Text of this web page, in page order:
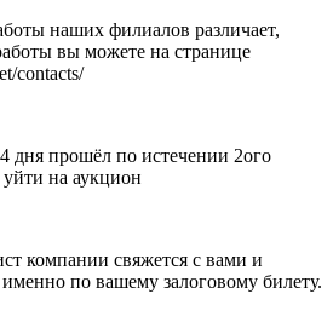
наших филиалов различает,
вы можете на странице
contacts/
дня прошёл по истечении 2ого
на аукцион
компании свяжется с вами и
по вашему залоговому билету.